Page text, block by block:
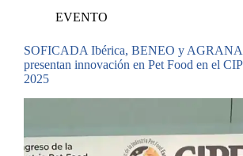
EVENTO
SOFICADA Ibérica, BENEO y AGRANA
presentan innovación en Pet Food en el
2025